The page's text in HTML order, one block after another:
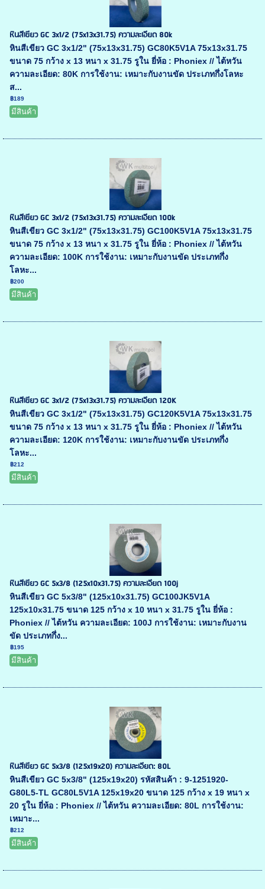
หินสีเขียว GC 3x1/2 (75x13x31.75) ความละเอียด 80k
หินสีเขียว GC 3x1/2" (75x13x31.75) GC80K5V1A 75x13x31.75
ขนาด 75 กว้าง x 13 หนา x 31.75 รูใน ยี่ห้อ : Phoniex // ไต้หวัน
ความละเอียด: 80K การใช้งาน: เหมาะกับงานขัด ประเภทกึ่งโลหะ
ส...
฿189
มีสินค้า
หินสีเขียว GC 3x1/2 (75x13x31.75) ความละเอียด 100k
หินสีเขียว GC 3x1/2" (75x13x31.75) GC100K5V1A 75x13x31.75
ขนาด 75 กว้าง x 13 หนา x 31.75 รูใน ยี่ห้อ : Phoniex // ไต้หวัน
ความละเอียด: 100K การใช้งาน: เหมาะกับงานขัด ประเภทกึ่ง
โลหะ...
฿200
มีสินค้า
หินสีเขียว GC 3x1/2 (75x13x31.75) ความละเอียด 120K
หินสีเขียว GC 3x1/2" (75x13x31.75) GC120K5V1A 75x13x31.75
ขนาด 75 กว้าง x 13 หนา x 31.75 รูใน ยี่ห้อ : Phoniex // ไต้หวัน
ความละเอียด: 120K การใช้งาน: เหมาะกับงานขัด ประเภทกึ่ง
โลหะ...
฿212
มีสินค้า
หินสีเขียว GC 5x3/8 (125x10x31.75) ความละเอียด 100j
หินสีเขียว GC 5x3/8" (125x10x31.75) GC100JK5V1A
125x10x31.75 ขนาด 125 กว้าง x 10 หนา x 31.75 รูใน ยี่ห้อ :
Phoniex // ไต้หวัน ความละเอียด: 100J การใช้งาน: เหมาะกับงาน
ขัด ประเภทกึ่ง...
฿195
มีสินค้า
หินสีเขียว GC 5x3/8 (125x19x20) ความละเอียด: 80L
หินสีเขียว GC 5x3/8" (125x19x20) รหัสสินค้า : 9-1251920-
G80L5-TL GC80L5V1A 125x19x20 ขนาด 125 กว้าง x 19 หนา x
20 รูใน ยี่ห้อ : Phoniex // ไต้หวัน ความละเอียด: 80L การใช้งาน:
เหมาะ...
฿212
มีสินค้า